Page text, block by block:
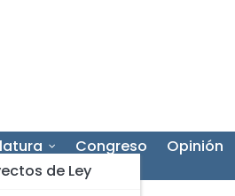
de Ley
Congreso Opinión